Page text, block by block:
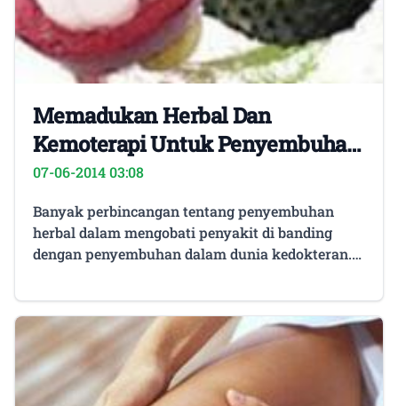
Memadukan Herbal Dan
Kemoterapi Untuk Penyembuhan
Kanker
07-06-2014 03:08
Banyak perbincangan tentang penyembuhan
herbal dalam mengobati penyakit di banding
dengan penyembuhan dalam dunia kedokteran.
yang belum diuji dengan cara klinis.
Penyembuhan herbal bebasis ramuan tradisional
yang datang dari tumbuhan alami sudah banyak
dipakai dari zaman dulu. Manfaat obat ini sudah
diakui menurut fakta empiris sepanjang